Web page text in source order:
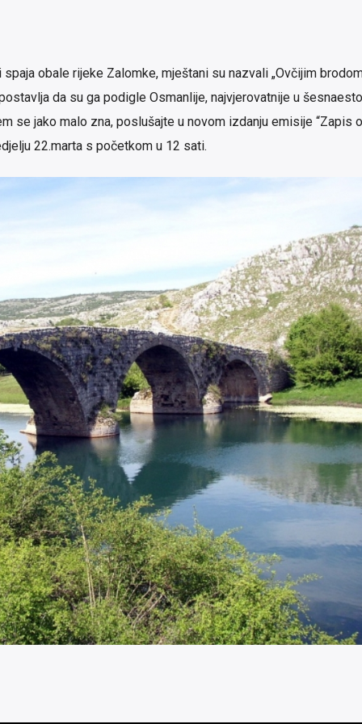
obale rijeke Zalomke, mještani su nazvali „Ovčijim
da su ga podigle Osmanlije, najvjerovatnije u
se jako malo zna, poslušajte u novom izdanju emisije “Zapis
22.marta s početkom u 12 sati.